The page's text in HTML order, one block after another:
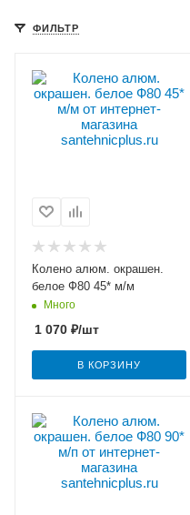
ФИЛЬТР
Колено алюм. окрашен.
белое Ф80 45* м/м
Много
1 070 ₽/шт
В КОРЗИНУ